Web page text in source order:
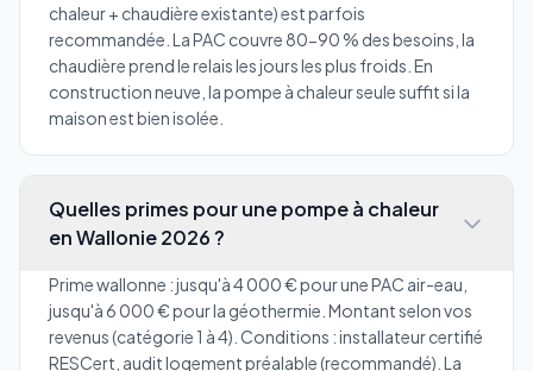
chaleur + chaudière existante) est parfois
recommandée. La PAC couvre 80-90 % des besoins, la
chaudière prend le relais les jours les plus froids. En
construction neuve, la pompe à chaleur seule suffit si la
maison est bien isolée.
Quelles primes pour une pompe à chaleur
en Wallonie 2026 ?
Prime wallonne : jusqu'à 4 000 € pour une PAC air-eau,
jusqu'à 6 000 € pour la géothermie. Montant selon vos
revenus (catégorie 1 à 4). Conditions : installateur certifié
RESCert, audit logement préalable (recommandé). La